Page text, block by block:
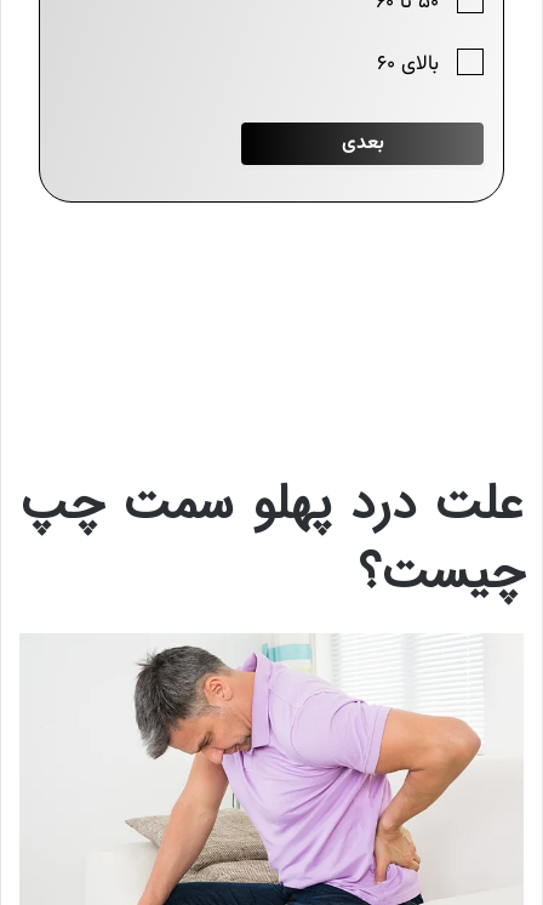
علت درد پهلو سمت چپ
چیست؟